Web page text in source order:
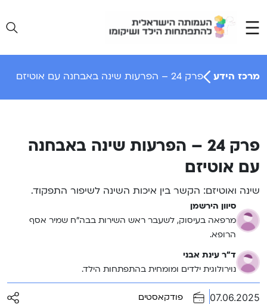
content
מרכז הידע פרק 24 – הפרעות שינה באבחנה עם אוטיזם
פרק 24 – הפרעות שינה באבחנה
עם אוטיזם
שינה ואוטיזם: הקשר בין איכות השינה לשיפור התפקוד.
סיוון הירשמן
מרפאה בעיסוק, לשעבר ראש השירות בבה”ח שמיר אסף
הרופא.
ד"ר עינת אבני
נוירולוגית ילדים ומומחית בהתפתחות הילד.
07.06.2025 פודקאסטים